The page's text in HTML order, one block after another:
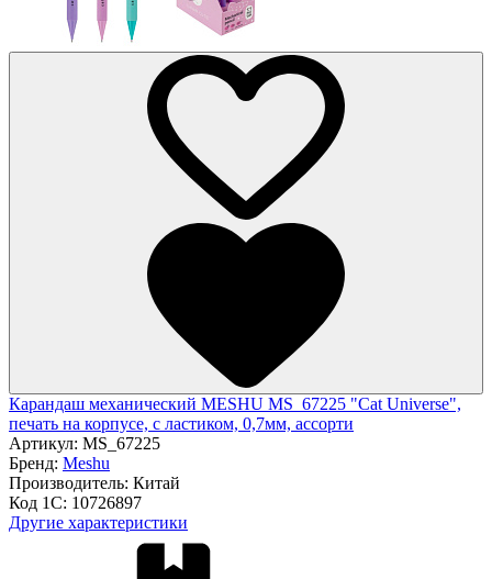
Карандаш механический MESHU MS_67225 "Cat Universe",
печать на корпусе, с ластиком, 0,7мм, ассорти
Артикул: MS_67225
Бренд: Meshu
Производитель: Китай
Код 1С: 10726897
Другие характеристики